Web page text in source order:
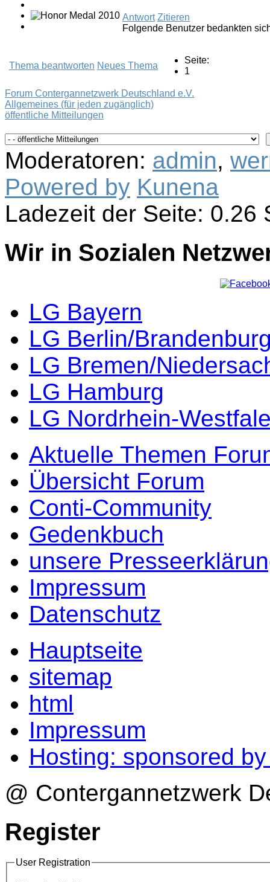
Antwort Zitieren
Folgende Benutzer bedankten
Thema beantworten Neues Thema
Seite:
1
Forum Contergannetzwerk Deutschland e.V.
Allgemeines (für jeden zugänglich)
öffentliche Mitteilungen
Moderatoren: admin,
Powered by Kunena
Ladezeit der Seite: 0.26
Wir in Sozialen
LG Bayern
LG Berlin/
LG Bremen/
LG Hamburg
LG Nordrhein-
Aktuelle Themen
Übersicht Forum
Conti-Community
Gedenkbuch
unsere
Impressum
Datenschutz
Hauptseite
sitemap
html
Impressum
Hosting: sponsored
@ Contergannetzwerk
Register
User Registration